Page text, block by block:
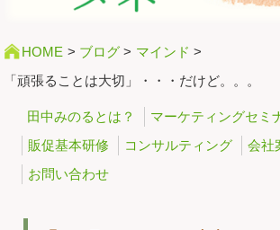
HOME > ブログ > マインド >
「頑張ることは大切」・・・だけど。。。
田中みのるとは？
マーケティングセミ
販促基本研修
コンサルティング
会社
お問い合わせ